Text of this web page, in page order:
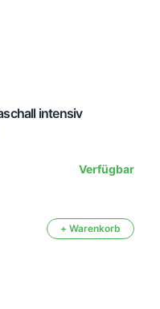
intensiv
Verfügbar
+ Warenkorb